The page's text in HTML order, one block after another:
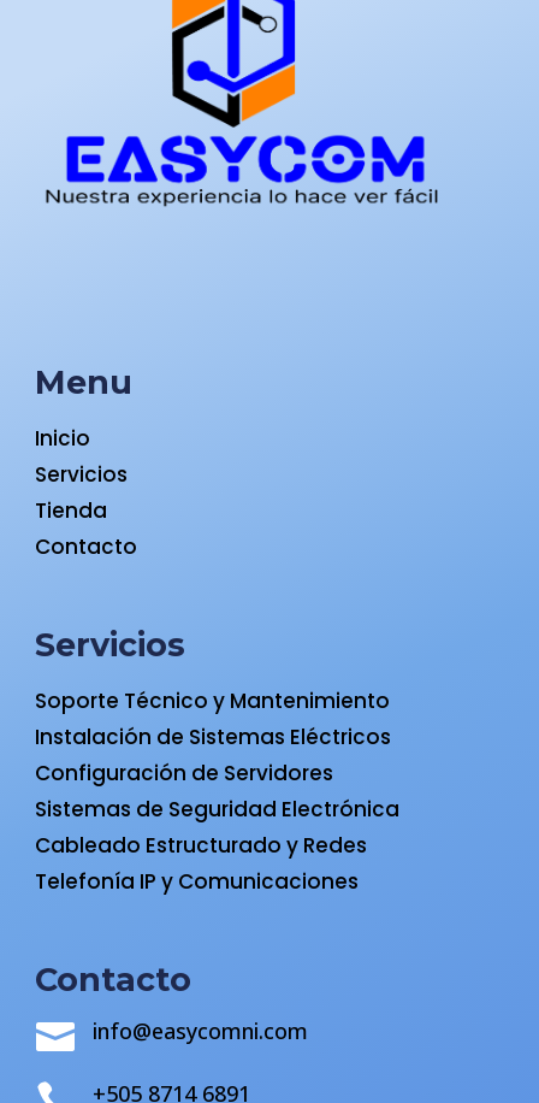
Menu
Inicio
Servicios
Tienda
Contacto
Servicios
Soporte Técnico y Mantenimiento
Instalación de Sistemas Eléctricos
Configuración de Servidores
Sistemas de Seguridad Electrónica
Cableado Estructurado y Redes
Telefonía IP y Comunicaciones
Contacto
 info@easycomni.com
+505 8714 6891